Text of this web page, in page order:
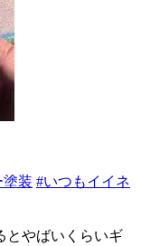
塗装 #いつもイイネ
とやばいくらいギ